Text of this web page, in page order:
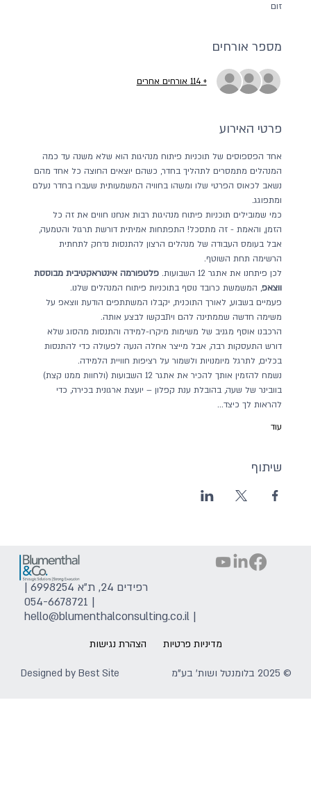
זום
מספר אורחים
+ 114 אורחים אחרים
פרטי האירוע
אחד הפספוסים של תוכניות פיתוח מנהיגות הוא שלא משנה עד כמה
המנהלים מתמסרים לתהליך בחדר, כשהם יוצאים החוצה כל אחד מהם
נשאב לכאוס הפרטי שלו ומשהו בחוויה המשמעותית שעברו בחדר נעלם
ומתפוגג.
כמי שמובילים תוכניות פיתוח מנהיגות רבות אנחנו חווים את זה כל
הזמן, והאמת - זה מתסכל! התפתחות אמיתית דורשת תרגול והטמעה,
אבל בעומס העבודה של מנהלים הרצון להתנסות נדחק לתחתית
הרשימה תחת השוטף.
לכן פיתחנו את אתגר 12 השבועות.
פלטפורמה אינטראקטיבית מבוססת
ווצאפ, המשמשת כרובד נוסף בתוכניות פיתוח המנהלים שלנו.
פעמיים בשבוע, לאורך התוכנית, יקבלו המשתתפים הודעת ווצאפ על
משימה חדשה שממתינה להם ויתבקשו לבצע אותה.
הרכבנו אוסף מגניב של משימות מיקרו-למידה והתנסות מהסוג שלא
דורש התעסקות רבה, אבל מייצר אחלה הנעה לפעולה כדי להתנסות
בכלים, לתרגל מיומנויות ולשמור על רציפות חוויית הלמידה.
נשמח להזמין אותך להכיר את אתגר 12 השבועות (ולחוות ממנו קצת)
בוובינר של שעה, בהובלת ענת קפלון – יועצת ארגונית בכירה, כדי
להראות לך כיצד…
עוד
שיתוף
מדיניות פרטיות הצהרת נגישות
רפידים 24, ת"א 6998254 |
|
054-6678721
|
hello@blumenthalconsulting.co.il
© 2025 בלומנטל ושות' בע"מ Designed byBest Site